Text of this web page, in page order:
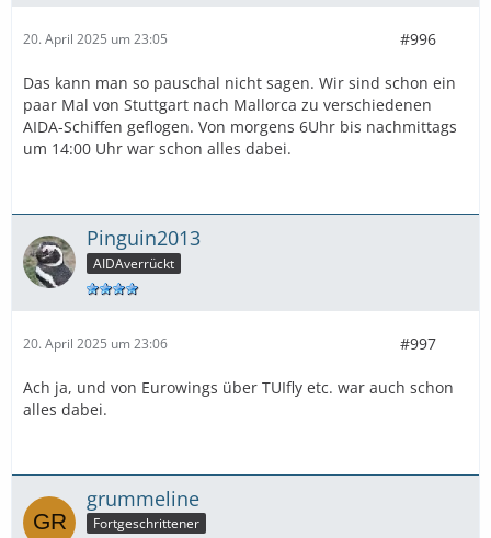
20. April 2025 um 23:05 #996
Das kann man so pauschal nicht sagen. Wir sind schon ein
paar Mal von Stuttgart nach Mallorca zu verschiedenen
AIDA-Schiffen geflogen. Von morgens 6Uhr bis nachmittags
um 14:00 Uhr war schon alles dabei.
Pinguin2013
AIDAverrückt
20. April 2025 um 23:06 #997
Ach ja, und von Eurowings über TUIfly etc. war auch schon
alles dabei.
grummeline
Fortgeschrittener